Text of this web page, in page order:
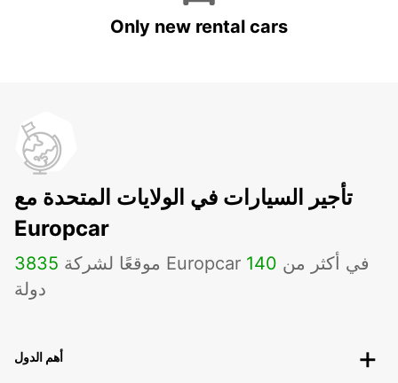
Only new rental cars
تأجير السيارات في الولايات المتحدة مع
Europcar
3835 موقعًا لشركة Europcar في أكثر من 140
دولة
أهم الدول